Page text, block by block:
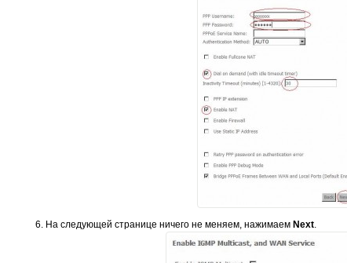
На следующей странице ничего не меняем, нажимаем Next.